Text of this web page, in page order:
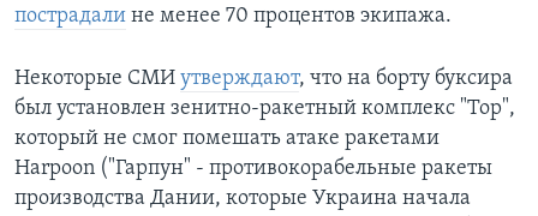
пострадали не менее 70 процентов экипажа.
Некоторые СМИ утверждают, что на борту буксира
был установлен зенитно-ракетный комплекс "Тор",
который не смог помешать атаке ракетами
Harpoon ("Гарпун" - противокорабельные ракеты
производства Дании, которые Украина начала